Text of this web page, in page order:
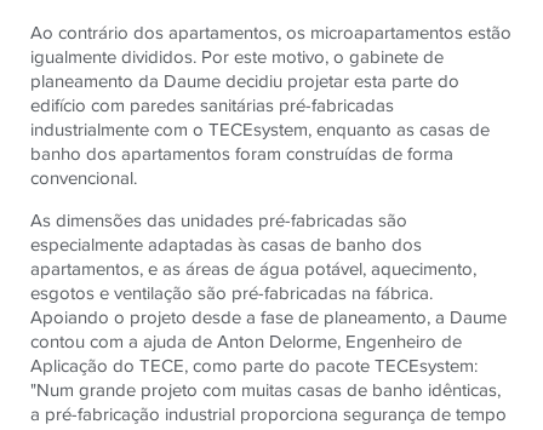
Ao contrário dos apartamentos, os microapartamentos estão
igualmente divididos. Por este motivo, o gabinete de
planeamento da Daume decidiu projetar esta parte do
edifício com paredes sanitárias pré-fabricadas
industrialmente com o TECEsystem, enquanto as casas de
banho dos apartamentos foram construídas de forma
convencional.
As dimensões das unidades pré-fabricadas são
especialmente adaptadas às casas de banho dos
apartamentos, e as áreas de água potável, aquecimento,
esgotos e ventilação são pré-fabricadas na fábrica.
Apoiando o projeto desde a fase de planeamento, a Daume
contou com a ajuda de Anton Delorme, Engenheiro de
Aplicação do TECE, como parte do pacote TECEsystem:
"Num grande projeto com muitas casas de banho idênticas,
a pré-fabricação industrial proporciona segurança de tempo